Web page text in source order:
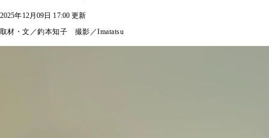
2025年12月09日 17:00 更新
取材・文／釣本知子 撮影／Imatatsu